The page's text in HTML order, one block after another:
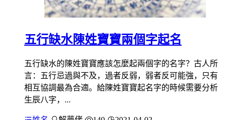
五行缺水陳姓寶寶兩個字起名
五行缺水的陳姓寶寶應該怎麼起兩個字的名字？古人所
言：五行忌過與不及，過者反弱，弱者反可能強，只有
相互協調最為合適。給陳姓寶寶起名字的時候需要分析
生辰八字，...